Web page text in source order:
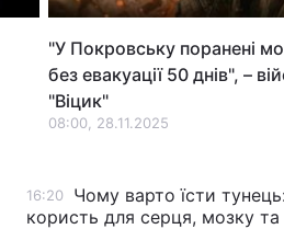
"У Покровську поранені
без евакуації 50 днів", –
"Віцик"
08:00, 28.11.2025
16:20
Чому варто їсти
користь для серця, мозку